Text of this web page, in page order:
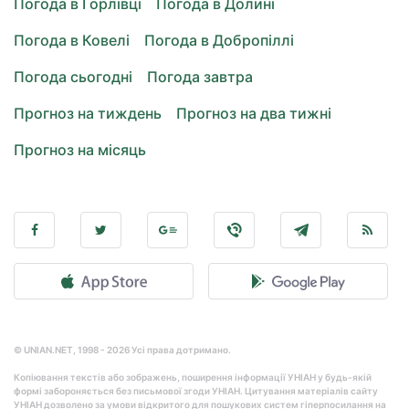
Погода в Горлівці
Погода в Долині
Погода в Ковелі
Погода в Добропіллі
Погода сьогодні
Погода завтра
Прогноз на тиждень
Прогноз на два тижні
Прогноз на місяць
© UNIAN.NET, 1998 - 2026 Усі права дотримано.
Копіювання текстів або зображень, поширення інформації УНІАН у будь-якій
формі забороняється без письмової згоди УНІАН. Цитування матеріалів сайту
УНІАН дозволено за умови відкритого для пошукових систем гіперпосилання на